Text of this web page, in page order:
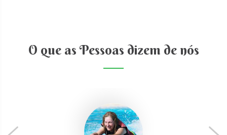
O que as Pessoas dizem de nós